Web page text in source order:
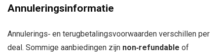
Annuleringsinformatie
Annulerings‑ en terugbetalingsvoorwaarden verschillen per
deal. Sommige aanbiedingen zijn non‑refundable of